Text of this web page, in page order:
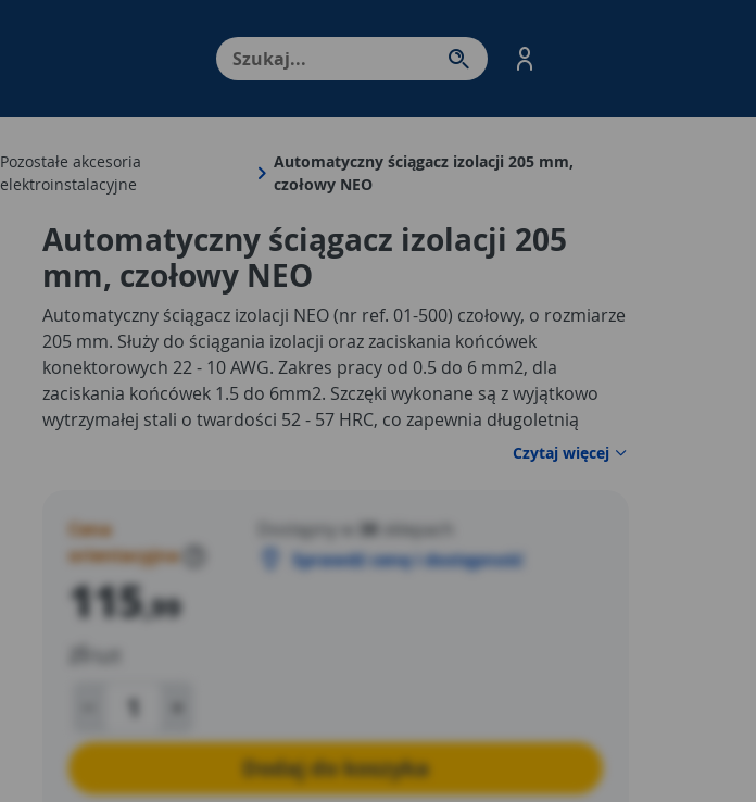
Menu Produktów, nawigacja: Enter - przejdź do strony produktów. Spacja – otwórz/
Pozostałe akcesoria
elektroinstalacyjne
Automatyczny ściągacz izolacji 205 mm,
czołowy NEO
Automatyczny ściągacz izolacji 205
mm, czołowy NEO
Automatyczny ściągacz izolacji NEO (nr ref. 01-500) czołowy, o rozmiarze
205 mm. Służy do ściągania izolacji oraz zaciskania końcówek
konektorowych 22 - 10 AWG. Zakres pracy od 0.5 do 6 mm2, dla
zaciskania końcówek 1.5 do 6mm2. Szczęki wykonane są z wyjątkowo
wytrzymałej stali o twardości 52 - 57 HRC, co zapewnia długoletnią
wytrzymałość narzędzia. Dwumateriałowy, ergonomiczny uchwyt
profesjonalistów.
Czytaj więcej
Cena
orientacyjna
115,99
zł /szt
Dostępny w 38
sklepach
Sprawdź cenę i dostępność
Dodaj do koszyka